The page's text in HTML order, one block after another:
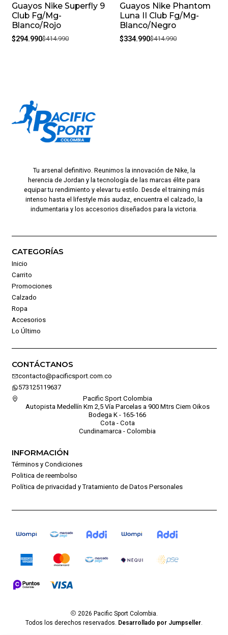
-29%
Guayos Nike Superfly 9
Club Fg/Mg-
Blanco/Rojo
$294.990$414.990
-19%
Guayos Nike Phantom
Luna II Club Fg/Mg-
Blanco/Negro
$334.990$414.990
Tu arsenal definitivo. Reunimos la innovación de Nike, la
herencia de Jordan y la tecnología de las marcas élite para
equipar tu rendimiento y elevar tu estilo. Desde el training más
intenso hasta el lifestyle más audaz, encuentra el calzado, la
indumentaria y los accesorios diseñados para la victoria.
CATEGORÍAS
Inicio
Carrito
Promociones
Calzado
Ropa
Accesorios
Lo Último
CONTÁCTANOS
contacto@pacificsport.com.co
573125119637
Pacific Sport Colombia
Autopista Medellín Km 2,5 Vía Parcelas a 900 Mtrs Ciem Oikos
Bodega K - 165-166
Cota - Cota
Cundinamarca - Colombia
INFORMACIÓN
Términos y Condiciones
Politica de reembolso
Política de privacidad y Tratamiento de Datos Personales
2026 Pacific Sport Colombia.
Todos los derechos reservados. Desarrollado por Jumpseller.